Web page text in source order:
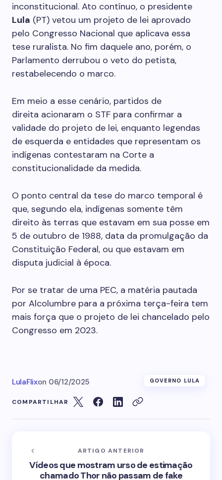
inconstitucional. Ato contínuo, o presidente
Lula (PT) vetou um projeto de lei aprovado
pelo Congresso Nacional que aplicava essa
tese ruralista. No fim daquele ano, porém, o
Parlamento derrubou o veto do petista,
restabelecendo o marco.
Em meio a esse cenário, partidos de
direita acionaram o STF para confirmar a
validade do projeto de lei, enquanto legendas
de esquerda e entidades que representam os
indígenas contestaram na Corte a
constitucionalidade da medida.
O ponto central da tese do marco temporal é
que, segundo ela, indígenas somente têm
direito às terras que estavam em sua posse em
5 de outubro de 1988, data da promulgação da
Constituição Federal, ou que estavam em
disputa judicial à época.
Por se tratar de uma PEC, a matéria pautada
por Alcolumbre para a próxima terça-feira tem
mais força que o projeto de lei chancelado pelo
Congresso em 2023.
LulaFlixon 06/12/2025 GOVERNO LULA
COMPARTILHAR
ARTIGO ANTERIOR
Vídeos que mostram urso de estimação
chamado Thor não passam de fake